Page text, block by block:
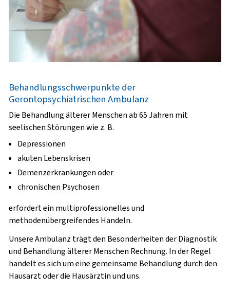
Behandlungsschwerpunkte der
Gerontopsychiatrischen Ambulanz
Die Behandlung älterer Menschen ab 65 Jahren mit
seelischen Störungen wie z. B.
Depressionen
akuten Lebenskrisen
Demenzerkrankungen oder
chronischen Psychosen
erfordert ein multiprofessionelles und
methodenübergreifendes Handeln.
Unsere Ambulanz trägt den Besonderheiten der Diagnostik
und Behandlung älterer Menschen Rechnung. In der Regel
handelt es sich um eine gemeinsame Behandlung durch den
Hausarzt oder die Hausärztin und uns.